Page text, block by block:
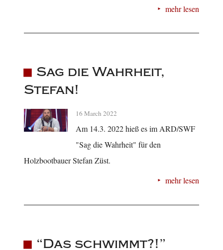
mehr lesen
Sag die Wahrheit,
Stefan!
16 March 2022
Am 14.3. 2022 hieß es im ARD/SWF
"Sag die Wahrheit" für den
Holzbootbauer Stefan Züst.
mehr lesen
“Das schwimmt?!”